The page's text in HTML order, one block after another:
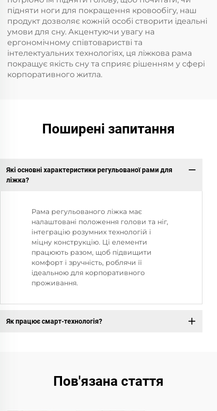
підняти ноги для покращення кровообігу, наш
продукт дозволяє кожній особі створити ідеальні
умови для сну. Акцентуючи увагу на
ергономічному співтоваристві та
інтелектуальних технологіях, ця ліжкова рама
покращує якість сну та сприяє рішенням у сфері
корпоративного житла.
Поширені запитання
Які основні характеристики регульованої рами для
ліжка?
Рама регульованого ліжка має
налаштовані положення голови та ніг,
інтеграцію розумних технологій і
міцну конструкцію. Ці елементи
працюють разом, щоб підвищити
комфорт і зручність, роблячи її
ідеальною для корпоративного
проживання.
Як працює смарт-технологія?
Пов'язана стаття